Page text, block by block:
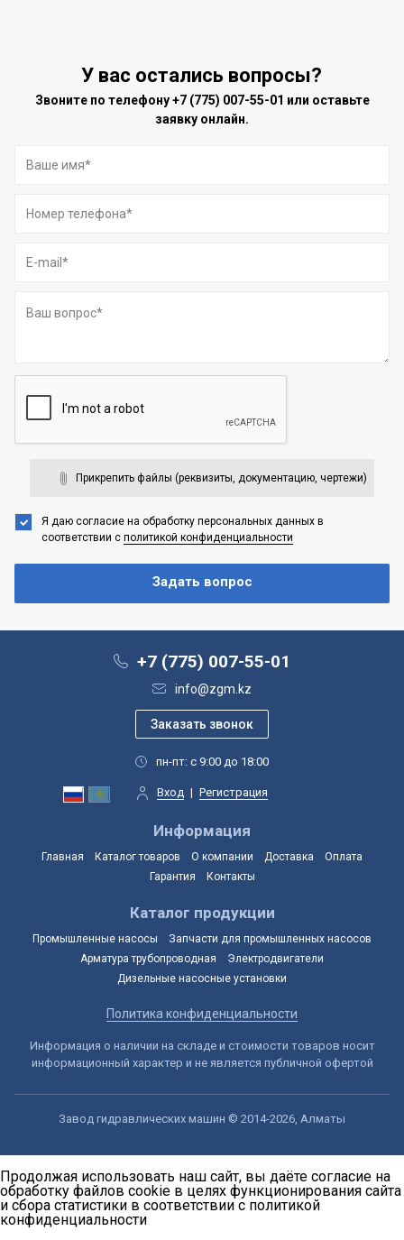
У вас остались вопросы?
Звоните по телефону+7 (775) 007-55-01 или оставьте
заявку онлайн.
Прикрепить файлы (реквизиты, документацию, чертежи)
Я даю согласие на обработку персональных данных в
соответствии с политикой конфиденциальности
+7 (775) 007-55-01
info@zgm.kz
пн-пт: с 9:00 до 18:00
Вход | Регистрация
Информация
Главная Каталог товаров О компании Доставка
Оплата
Гарантия
Контакты
Каталог продукции
Промышленные насосы
Запчасти для промышленных насосов
Арматура трубопроводная
Электродвигатели
Дизельные насосные установки
Политика конфиденциальности
Информация о наличии на складе и стоимости товаров носит
информационный характер и не является публичной офертой
Завод гидравлических машин © 2014-2026, Алматы
Продолжая использовать наш сайт, вы даёте согласие на
обработку файлов cookie в целях функционирования сайта
и сбора статистики в соответствии с политикой
конфиденциальности